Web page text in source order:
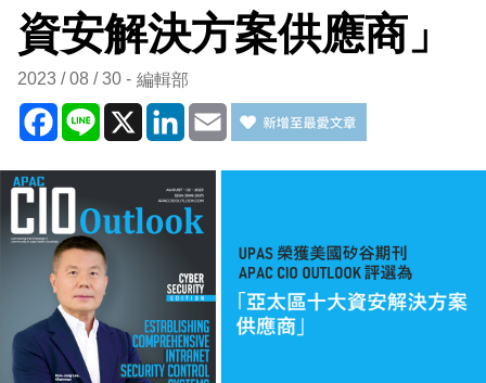
資安解決方案供應商」
2023 / 08 / 30 編輯部
Facebook
Line X LinkedIn
Email